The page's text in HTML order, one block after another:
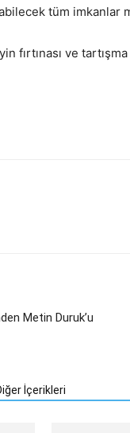
tüm imkanlar
fırtınası ve
Metin Duruk’u
İçerikleri